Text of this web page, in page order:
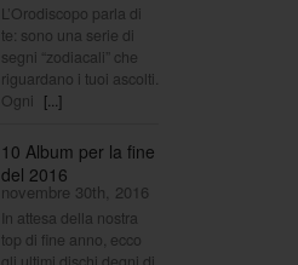
L’Orodiscopo parla di
te: sono una serie di
segni “zodiacali” che
riguardano i tuoi ascolti.
Ogni [...]
10 Album per la fine
del 2016
novembre 30th, 2016
In attesa della nostra
top di fine anno, ecco